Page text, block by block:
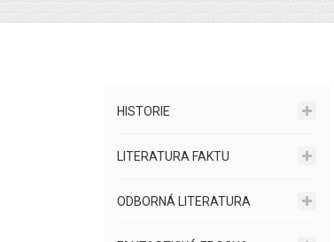
HISTORIE
LITERATURA FAKTU
ODBORNÁ LITERATURA